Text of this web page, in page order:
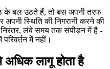
के बल उठते हैं, तो बस अपनी तरफ
स्थिति की निगरानी करने की
लंबे समय तक संपीड़न में है -
में नहीं।
लागू होता है